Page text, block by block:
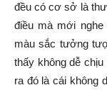
đều có cơ sở là
điều mà mới
màu sắc tưởng
thấy không dễ
ra đó là cái không